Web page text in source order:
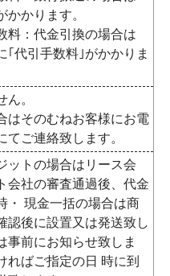
かかります。
料：代金引換の場合は
｢代引手数料｣がかかりま
ん。
はそのむねお客様にお電
てご連絡致します。
ットの場合はリース会
会社の審査通過後、代金
・ 現金一括の場合は商
認後に設置又は発送致し
事前にお知らせ致しま
ればご指定の日 時に到